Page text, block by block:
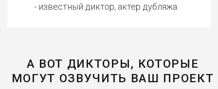
- известный диктор, актер дубляжа.
А ВОТ ДИКТОРЫ, КОТОРЫЕ
МОГУТ ОЗВУЧИТЬ ВАШ ПРОЕКТ